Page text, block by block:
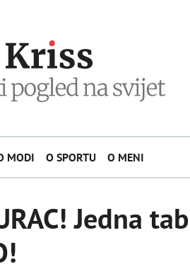
MODI O SPORTU O MENI
Jedna